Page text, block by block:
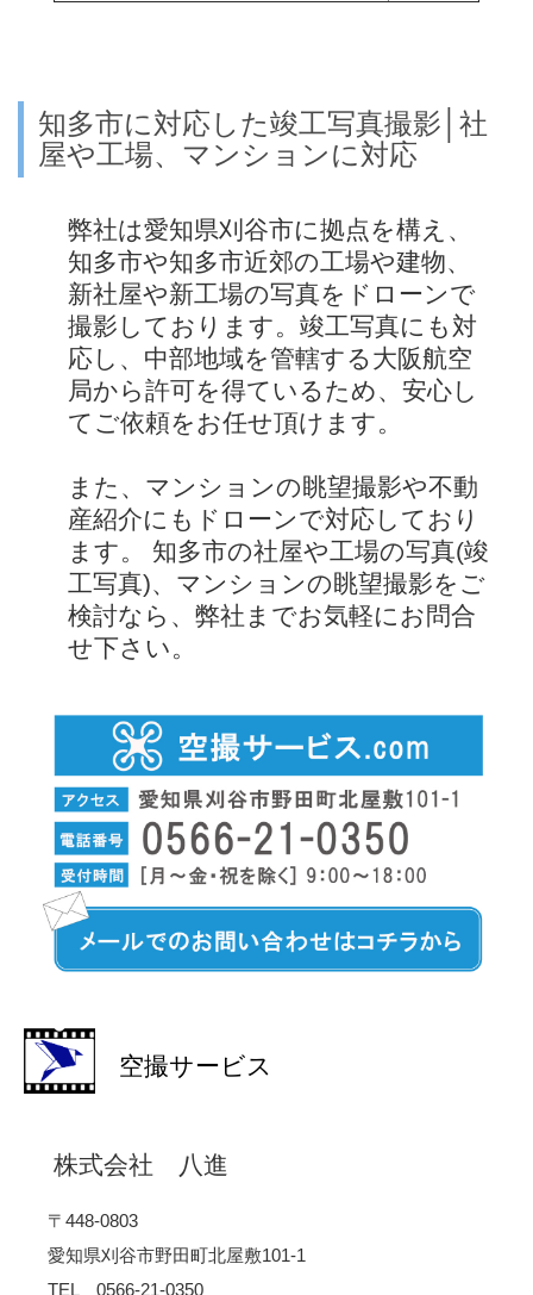
知多市に対応した竣工写真撮影│社
屋や工場、マンションに対応
弊社は愛知県刈谷市に拠点を構え、
知多市や知多市近郊の工場や建物、
新社屋や新工場の写真をドローンで
撮影しております。竣工写真にも対
応し、中部地域を管轄する大阪航空
局から許可を得ているため、安心し
てご依頼をお任せ頂けます。
また、マンションの眺望撮影や不動
産紹介にもドローンで対応しており
ます。 知多市の社屋や工場の写真(竣
工写真)、マンションの眺望撮影をご
検討なら、弊社までお気軽にお問合
せ下さい。
空撮サービス
株式会社 八進
〒448-0803
愛知県刈谷市野田町北屋敷101-1
TEL 0566-21-0350